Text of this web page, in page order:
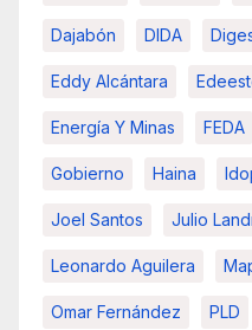
Dajabón DIDA
Eddy Alcántara
Energía Y Minas FEDA
Gobierno Haina
Joel Santos Julio
Leonardo Aguilera
Omar Fernández PLD